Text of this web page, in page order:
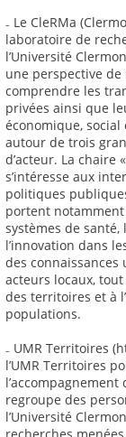
₋ Le CleRMa
laboratoire de
l’Université
une perspective
comprendre les
privées ainsi que
économique,
autour de trois
d’acteur. La chaire
s’intéresse aux
politiques
portent notamment
systèmes de
l’innovation dans
des
acteurs locaux,
des territoires et à
populations.
₋ UMR Territoires
l’UMR Territoires
regroupe des
l’Université